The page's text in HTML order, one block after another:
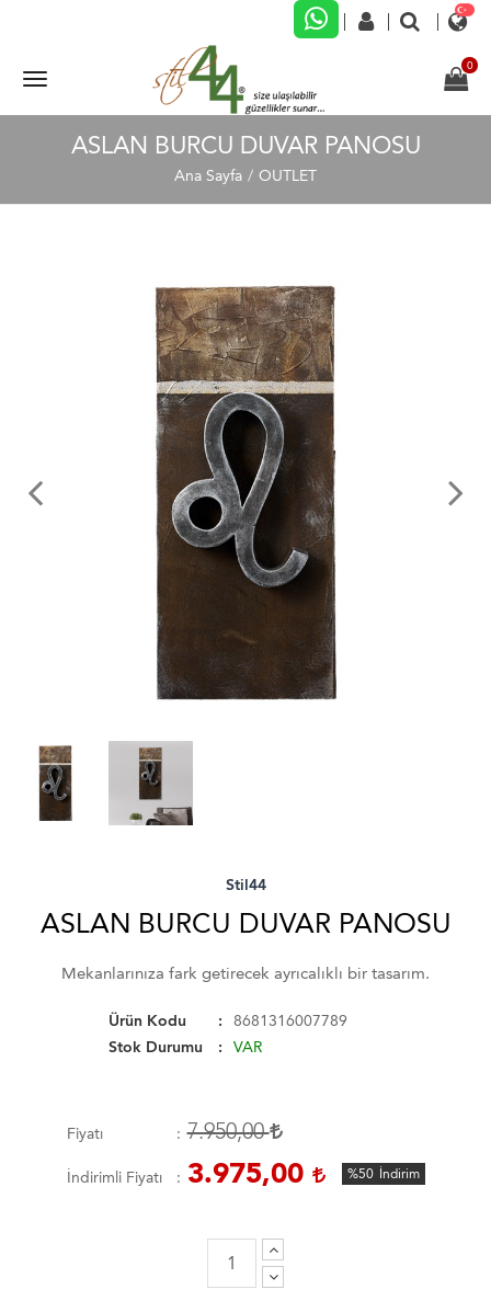
ASLAN BURCU DUVAR PANOSU
Ana Sayfa OUTLET
Stil44
ASLAN BURCU DUVAR PANOSU
Mekanlarınıza fark getirecek ayrıcalıklı bir tasarım.
Ürün Kodu
8681316007789
Stok Durumu
VAR
Fiyatı 7.950,00
İndirimli Fiyatı 3.975,00 %50 İndirim